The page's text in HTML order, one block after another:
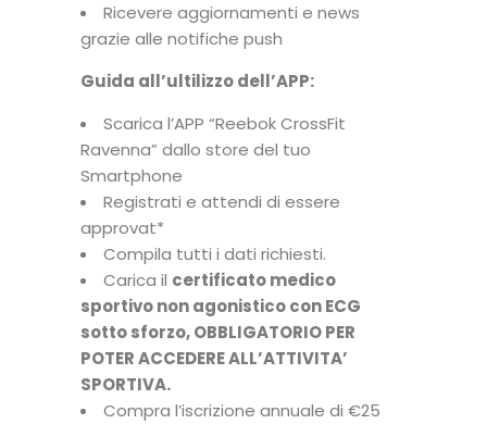
Ricevere aggiornamenti e news
grazie alle notifiche push
Guida all’ultilizzo dell’APP:
Scarica l’APP “Reebok CrossFit
Ravenna” dallo store del tuo
Smartphone
Registrati e attendi di essere
approvat*
Compila tutti i dati richiesti.
Carica il certificato medico
sportivo non agonistico con ECG
sotto sforzo, OBBLIGATORIO PER
POTER ACCEDERE ALL’ATTIVITA’
SPORTIVA.
Compra l’iscrizione annuale di €25